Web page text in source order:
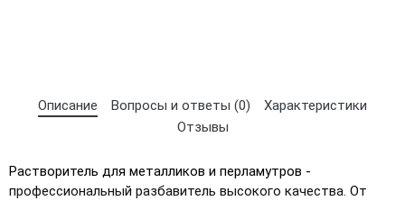
Описание Вопросы и ответы (0)
Характеристики
Отзывы
Растворитель для металликов и перламутров -
профессиональный разбавитель высокого качества. От